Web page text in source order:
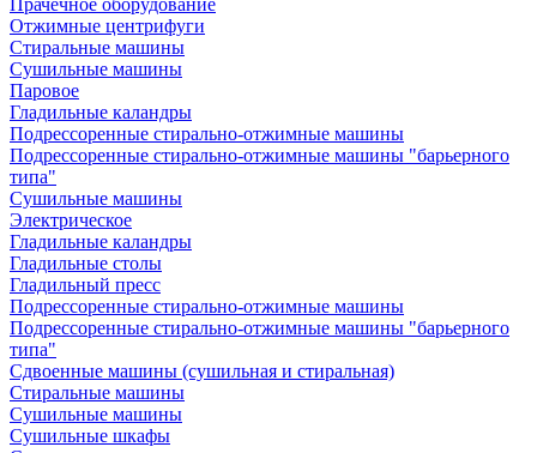
Прачечное оборудование
Отжимные центрифуги
Стиральные машины
Сушильные машины
Паровое
Гладильные каландры
Подрессоренные стирально-отжимные машины
Подрессоренные стирально-отжимные машины "барьерного
типа"
Сушильные машины
Электрическое
Гладильные каландры
Гладильные столы
Гладильный пресс
Подрессоренные стирально-отжимные машины
Подрессоренные стирально-отжимные машины "барьерного
типа"
Сдвоенные машины (сушильная и стиральная)
Стиральные машины
Сушильные машины
Сушильные шкафы